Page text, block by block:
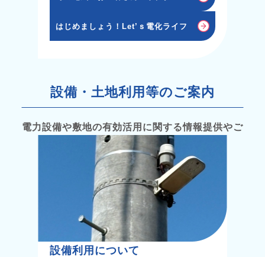
はじめましょう！Let’ｓ電化ライフ
設備・土地利用等のご案内
電力設備や敷地の有効活用に関する情報提供やご
相談を受け付けます。
設備利用について